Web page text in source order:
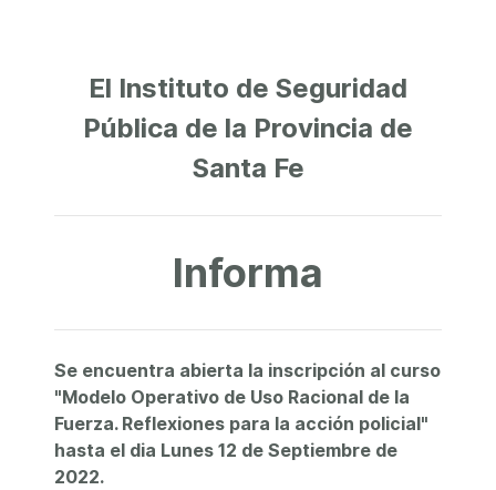
El Instituto de Seguridad
Pública de la Provincia de
Santa Fe
Informa
Se encuentra abierta la inscripción al curso
"Modelo Operativo de Uso Racional de la
Fuerza. Reflexiones para la acción policial"
hasta el dia Lunes 12 de Septiembre de
2022.